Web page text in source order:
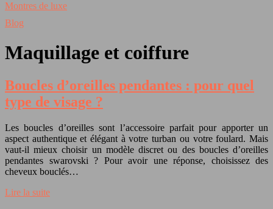
Montres de luxe
Blog
Maquillage et coiffure
Boucles d’oreilles pendantes : pour quel
type de visage ?
Les boucles d’oreilles sont l’accessoire parfait pour apporter un
aspect authentique et élégant à votre turban ou votre foulard. Mais
vaut-il mieux choisir un modèle discret ou des boucles d’oreilles
pendantes swarovski ? Pour avoir une réponse, choisissez des
cheveux bouclés…
Lire la suite